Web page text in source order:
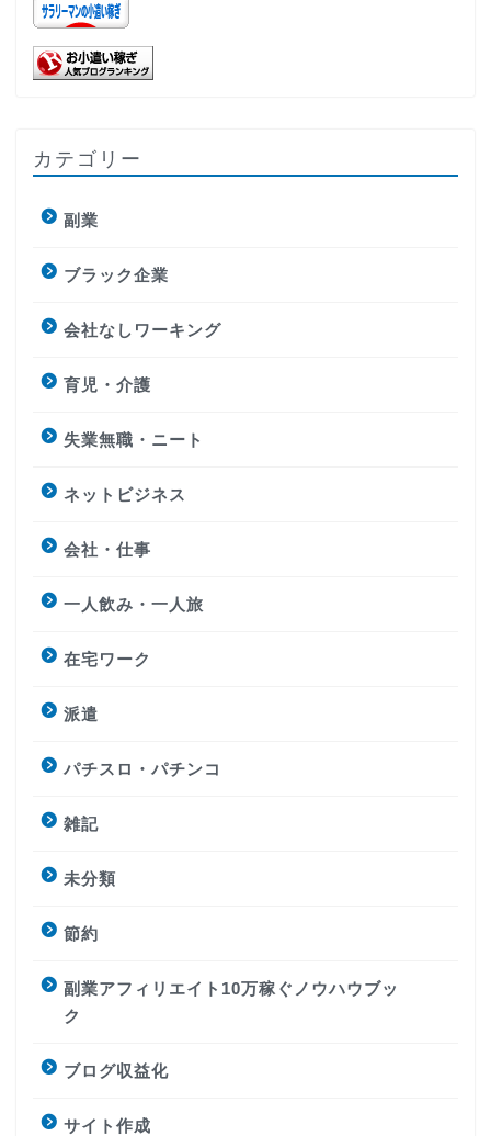
カテゴリー
副業
ブラック企業
会社なしワーキング
育児・介護
失業無職・ニート
ネットビジネス
会社・仕事
一人飲み・一人旅
在宅ワーク
派遣
パチスロ・パチンコ
雑記
未分類
節約
副業アフィリエイト10万稼ぐノウハウブッ
ク
ブログ収益化
サイト作成